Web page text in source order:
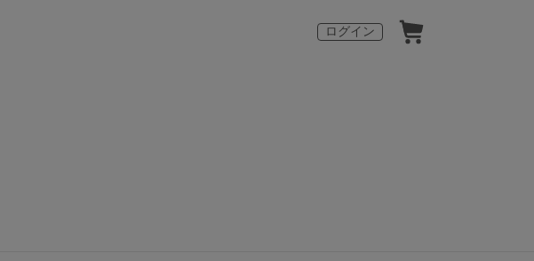
ログイン